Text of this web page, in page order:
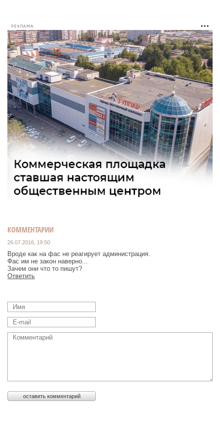
РЕКЛАМА
КОММЕНТАРИИ
26.07.2016, 19:50
Вроде как на фас не реагирует администрация.
Фас им не закон наверно...
Зачем они что то пишут?
Ответить